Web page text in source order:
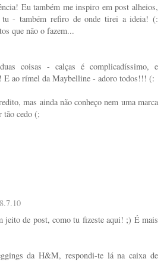
Eu também me inspiro em post alheios,
- também refiro de onde tirei a ideia! (:
que não o fazem...
coisas - calças é complicadíssimo, e
ao rímel da Maybelline - adoro todos!!! (:
mas ainda não conheço nem uma marca
tão cedo (;
jeito de post, como tu fizeste aqui! ;) É mais
da H&M, respondi-te lá na caixa de